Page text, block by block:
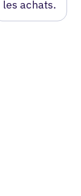
les achats.